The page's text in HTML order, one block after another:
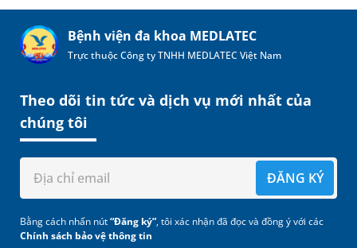
Bệnh viện đa khoa MEDLATEC
Trực thuộc Công ty TNHH MEDLATEC Việt Nam
Theo dõi tin tức và dịch vụ mới nhất của
chúng tôi
ĐĂNG KÝ
Bằng cách nhấn nút“Đăng ký”, tôi xác nhận đã đọc và đồng ý với các
Chính sách bảo vệ thông tin